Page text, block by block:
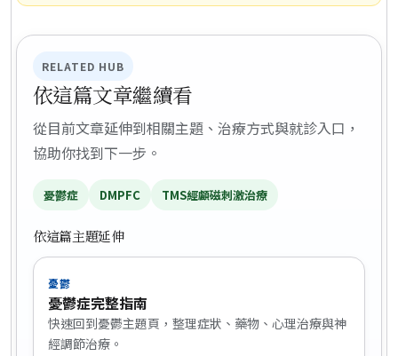
RELATED HUB
依這篇文章繼續看
從目前文章延伸到相關主題、治療方式與就診入口，
協助你找到下一步。
憂鬱症 DMPFC TMS經顱磁刺激治療
依這篇主題延伸
憂鬱
憂鬱症完整指南
快速回到憂鬱主題頁，整理症狀、藥物、心理治療與神
經調節治療。